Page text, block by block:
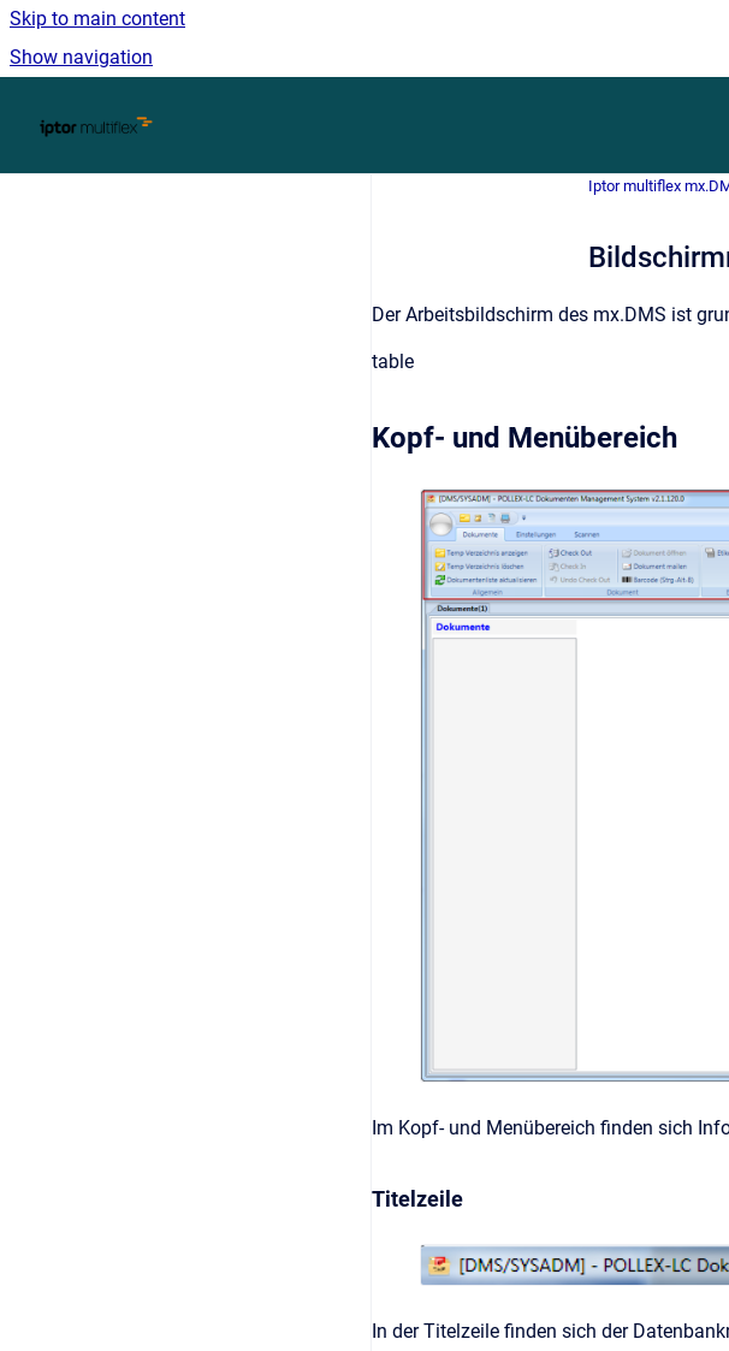
Skip to main content
Show navigation
Iptor multiflex
Der Arbeitsbildschirm des mx.DMS ist
table
Kopf- und Menübereich
Im Kopf- und Menübereich finden sich
Titelzeile
In der Titelzeile finden sich der